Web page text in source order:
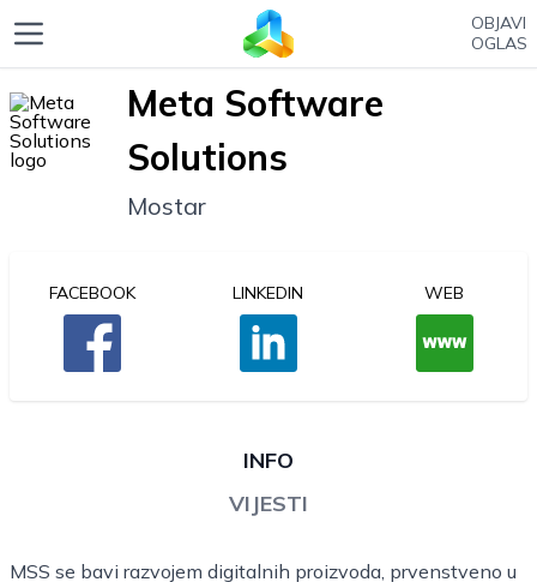
OBJAVI
OGLAS
Meta Software
Solutions
Mostar
FACEBOOK LINKEDIN WEB
INFO
VIJESTI
MSS se bavi razvojem digitalnih proizvoda, prvenstveno u